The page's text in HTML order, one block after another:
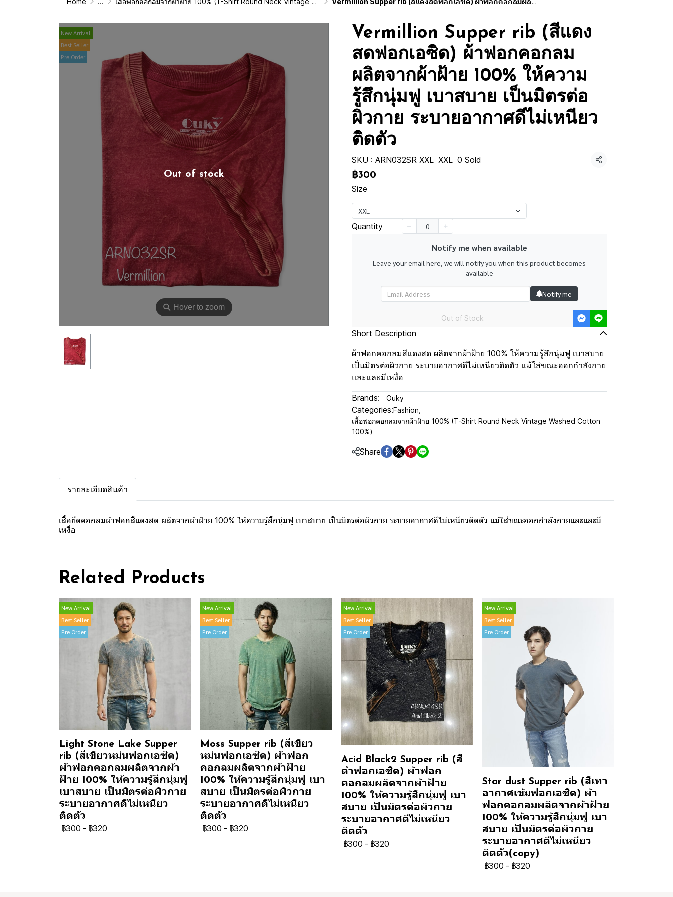
⚲ Hover to zoom
New Arrival
Best Seller
Pre Order
Out of stock
Vermillion Supper rib (สีแดง
สดฟอกเอซิด) ผ้าฟอกคอกลม
ผลิตจากผ้าฝ้าย 100% ให้ความ
รู้สึกนุ่มฟู เบาสบาย เป็นมิตรต่อ
ผิวกาย ระบายอากาศดีไม่เหนียว
ติดตัว
SKU : ARN032SR XXL XXL 0 Sold Share
฿300
Size
XXL
Quantity
Notify me when available
Leave your email here, we will notify you when this product becomes
available
Notify me
Out of Stock
Short Description
ผ้าฟอกคอกลมสีแดงสด ผลิตจากผ้าฝ้าย 100% ให้ความรู้สึกนุ่มฟู เบาสบาย
เป็นมิตรต่อผิวกาย ระบายอากาศดีไม่เหนียวติดตัว แม้ใส่ขณะออกกำลังกาย
และและมีเหงื่อ
Brands: Ouky
Categories:Fashion
เสื้อฟอกคอกลมจากผ้าฝ้าย 100% (T-Shirt Round Neck Vintage Washed Cotton
100%)
Share
รายละเอียดสินค้า
เสื้อยืดคอกลมผ้าฟอกสีแดงสด ผลิตจากผ้าฝ้าย 100% ให้ความรู้สึกนุ่มฟู เบาสบาย เป็นมิตรต่อผิวกาย ระบายอากาศดีไม่เหนียวติดตัว แม้ใส่ขณะออกกำลังกายและและมี
เหงื่อ
Related Products
New Arrival
Best Seller
Pre Order
Light Stone Lake Supper
rib (สีเขียวหม่นฟอกเอซิด)
ผ้าฟอกคอกลมผลิตจากผ้า
ฝ้าย 100% ให้ความรู้สึกนุ่มฟู
เบาสบาย เป็นมิตรต่อผิวกาย
ระบายอากาศดีไม่เหนียว
ติดตัว
฿300 - ฿320
New Arrival
Best Seller
Pre Order
Moss Supper rib (สีเขียว
หม่นฟอกเอซิด) ผ้าฟอก
คอกลมผลิตจากผ้าฝ้าย
100% ให้ความรู้สึกนุ่มฟู เบา
สบาย เป็นมิตรต่อผิวกาย
ระบายอากาศดีไม่เหนียว
ติดตัว
฿300 - ฿320
New Arrival
Best Seller
Pre Order
Acid Black2 Supper rib (สี
ดำฟอกเอซิด) ผ้าฟอก
คอกลมผลิตจากผ้าฝ้าย
100% ให้ความรู้สึกนุ่มฟู เบา
สบาย เป็นมิตรต่อผิวกาย
ระบายอากาศดีไม่เหนียว
ติดตัว
฿300 - ฿320
New Arrival
Best Seller
Pre Order
Star dust Supper rib (สีเทา
อากาศเข้มฟอกเอซิด) ผ้า
ฟอกคอกลมผลิตจากผ้าฝ้าย
100% ให้ความรู้สึกนุ่มฟู เบา
สบาย เป็นมิตรต่อผิวกาย
ระบายอากาศดีไม่เหนียว
ติดตัว(copy)
฿300 - ฿320